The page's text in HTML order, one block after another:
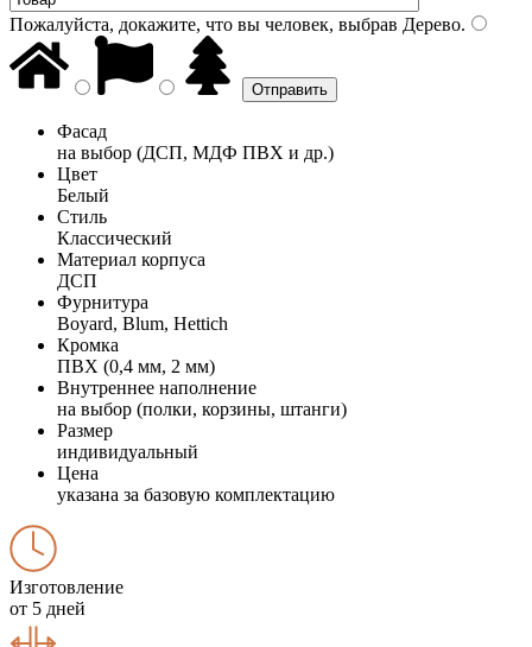
Пожалуйста, докажите, что вы человек, выбрав Дерево.
Фасад
на выбор (ДСП, МДФ ПВХ и др.)
Цвет
Белый
Стиль
Классический
Материал корпуса
ДСП
Фурнитура
Boyard, Blum, Hettich
Кромка
ПВХ (0,4 мм, 2 мм)
Внутреннее наполнение
на выбор (полки, корзины, штанги)
Размер
индивидуальный
Цена
указана за базовую комплектацию
Изготовление
от 5 дней